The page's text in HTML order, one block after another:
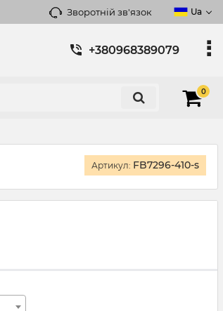
Зворотній зв'язок Ua
+380968389079
0
Артикул: FB7296-410-s